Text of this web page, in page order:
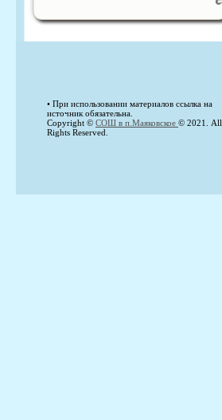
• При использовании материалов ссылка на
источник обязательна.
Copyright © СОШ в п.Маяковское © 2021. All
Rights Reserved.